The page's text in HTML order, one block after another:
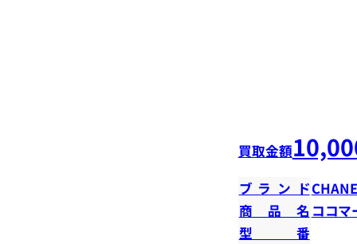
買取金額
ブランド
商品名 ココマ
型番